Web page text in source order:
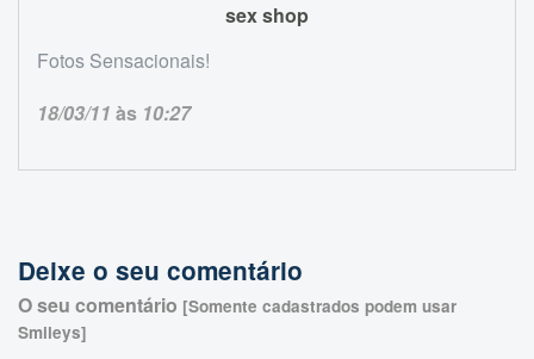
sex shop
Fotos Sensacionais!
18/03/11 às 10:27
Deixe o seu comentário
O seu comentário [Somente cadastrados podem usar
Smileys]